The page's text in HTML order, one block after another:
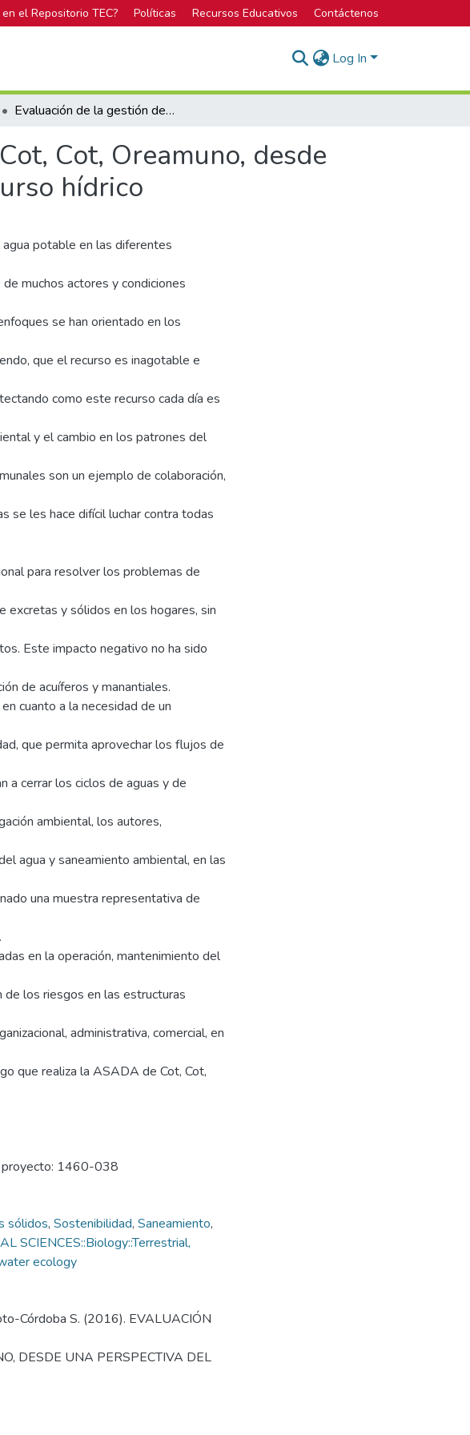
el Repositorio TEC? Políticas Recursos Educativos Contáctenos
Log In
Evaluación de la gestión de la ASADA de Cot, Cot, Oreamuno, desde una perspectiva del uso sostenible del recurso hídrico
Cot, Oreamuno, desde
hídrico
potable en las diferentes
muchos actores y condiciones
se han orientado en los
que el recurso es inagotable e
como este recurso cada día es
y el cambio en los patrones del
son un ejemplo de colaboración,
se les hace difícil luchar contra todas
para resolver los problemas de
excretas y sólidos en los hogares, sin
Este impacto negativo no ha sido
de acuíferos y manantiales.
cuanto a la necesidad de un
que permita aprovechar los flujos de
a cerrar los ciclos de aguas y de
ambiental, los autores,
agua y saneamiento ambiental, en las
una muestra representativa de
en la operación, mantenimiento del
los riesgos en las estructuras
administrativa, comercial, en
que realiza la ASADA de Cot, Cot,
proyecto: 1460-038
sólidos, Sostenibilidad, Saneamiento,
SCIENCES::Biology::Terrestrial,
ecology
Córdoba S. (2016). EVALUACIÓN
DESDE UNA PERSPECTIVA DEL